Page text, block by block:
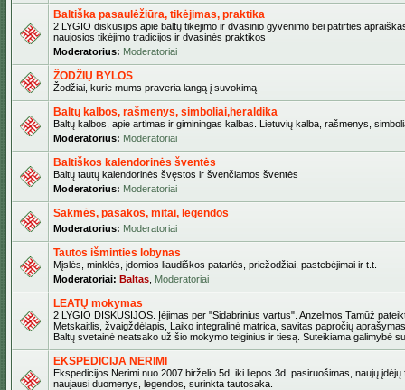
Baltiška pasaulėžiūra, tikėjimas, praktika
2 LYGIO diskusijos apie baltų tikėjimo ir dvasinio gyvenimo bei patirties
naujosios tikėjimo tradicijos ir dvasinės praktikos
Moderatorius: Moderatoriai
ŽODŽIŲ BYLOS
Žodžiai, kurie mums praveria langą į suvokimą
Baltų kalbos, rašmenys, simboliai,heraldika
Baltų kalbos, apie artimas ir giminingas kalbas. Lietuvių kalba, rašmenys,
Moderatorius: Moderatoriai
Baltiškos kalendorinės šventės
Baltų tautų kalendorinės švęstos ir švenčiamos šventės
Moderatorius: Moderatoriai
Sakmės, pasakos, mitai, legendos
Moderatorius: Moderatoriai
Tautos išminties lobynas
Mįslės, minklės, įdomios liaudiškos patarlės, priežodžiai, pastebėjimai ir t.t.
Moderatoriai: Baltas Moderatoriai
LEATŲ mokymas
2 LYGIO DISKUSIJOS. Įėjimas per "Sidabrinius vartus". Anzelmos Tamūž
Metskaitlis, žvaigždėlapis, Laiko integralinė matrica, savitas papročių
Baltų svetainė neatsako už šio mokymo teiginius ir tiesą. Suteikiama galimybė
EKSPEDICIJA NERIMI
Ekspedicijos Nerimi nuo 2007 birželio 5d. iki liepos 3d. pasiruošimas, naujų
naujausi duomenys, legendos, surinkta tautosaka.